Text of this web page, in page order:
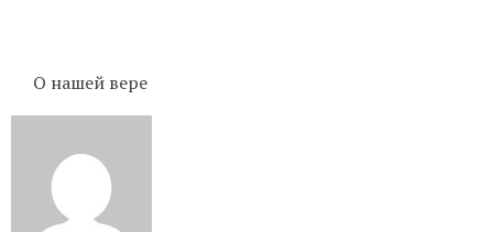
О нашей вере